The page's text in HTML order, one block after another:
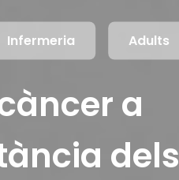
Infermeria Adults
a
dels